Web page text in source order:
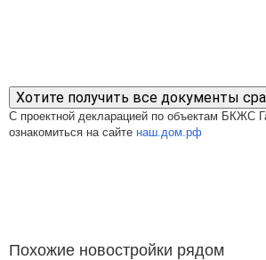
Хотите получить все документы
С проектной декларацией по объектам БКЖС
ознакомиться на сайте наш.дом.рф
Похожие новостройки рядом